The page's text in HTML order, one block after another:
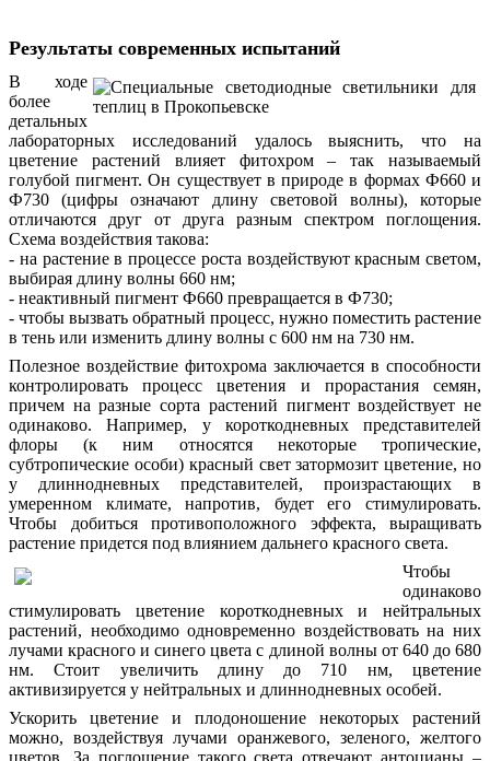
Результаты современных испытаний
В ходе
более
детальных
лабораторных исследований удалось выяснить, что на
цветение растений влияет фитохром – так называемый
голубой пигмент. Он существует в природе в формах Ф660 и
Ф730 (цифры означают длину световой волны), которые
отличаются друг от друга разным спектром поглощения.
Схема воздействия такова:
- на растение в процессе роста воздействуют красным светом,
выбирая длину волны 660 нм;
- неактивный пигмент Ф660 превращается в Ф730;
- чтобы вызвать обратный процесс, нужно поместить растение
в тень или изменить длину волны с 600 нм на 730 нм.
Полезное воздействие фитохрома заключается в способности
контролировать процесс цветения и прорастания семян,
причем на разные сорта растений пигмент воздействует не
одинаково. Например, у короткодневных представителей
флоры (к ним относятся некоторые тропические,
субтропические особи) красный свет затормозит цветение, но
у длиннодневных представителей, произрастающих в
умеренном климате, напротив, будет его стимулировать.
Чтобы добиться противоположного эффекта, выращивать
растение придется под влиянием дальнего красного света.
Чтобы
одинаково
стимулировать цветение короткодневных и нейтральных
растений, необходимо одновременно воздействовать на них
лучами красного и синего цвета с длиной волны от 640 до 680
нм. Стоит увеличить длину до 710 нм, цветение
активизируется у нейтральных и длиннодневных особей.
Ускорить цветение и плодоношение некоторых растений
можно, воздействуя лучами оранжевого, зеленого, желтого
цветов. За поглощение такого света отвечают антоцианы –